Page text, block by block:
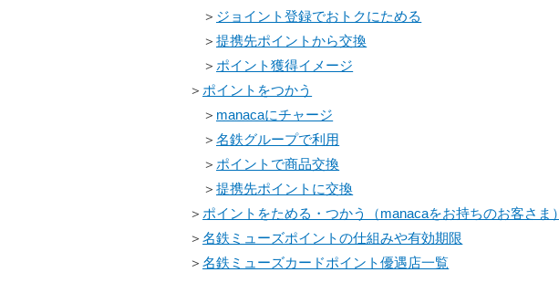
＞ ジョイント登録でおトクにためる
＞提携先ポイントから交換
＞ ポイント獲得イメージ
＞ ポイントをつかう
＞ manacaにチャージ
＞名鉄グループで利用
＞ ポイントで商品交換
＞提携先ポイントに交換
＞ ポイントをためる・つかう（manacaをお持ちのお客さま）
＞名鉄ミューズポイントの仕組みや有効期限
＞名鉄ミューズカードポイント優遇店一覧